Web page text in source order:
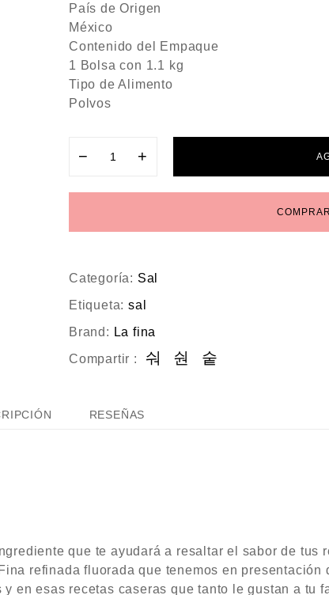
5
País de Origen
México
Contenido del Empaque
1 Bolsa con 1.1 kg
Tipo de Alimento
Polvos
− +
Categoría: Sal
Etiqueta:sal
Brand: La fina
Compartir :
RESEÑAS
que te ayudará a resaltar el sabor de tus
refinada fluorada que tenemos en presentación
en esas recetas caseras que tanto le gustan a tu